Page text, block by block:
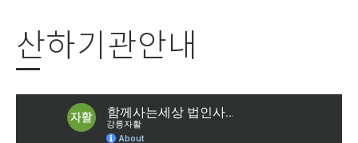
산하기관안내